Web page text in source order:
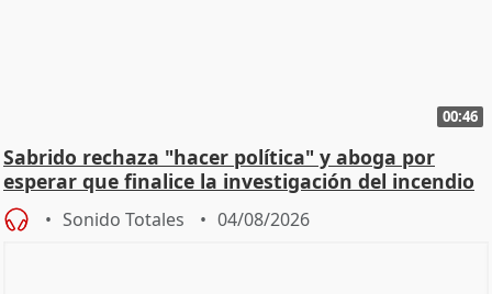
00:46
Sabrido rechaza "hacer política" y aboga por
esperar que finalice la investigación del incendio
Sonido Totales 04/08/2026